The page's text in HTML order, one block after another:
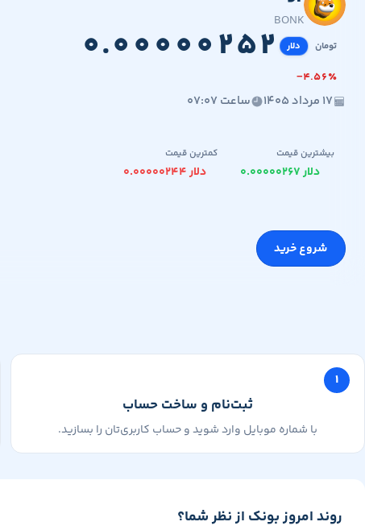
BONK
تومان
دلار ۰.۰۰۰۰۰۲۵۲
−۴.۵۶٪
۱۷ مرداد ۱۴۰۵ ساعت ۰۷:۰۷
بیشترین قیمت
۰.۰۰۰۰۰۲۶۷ دلار
کمترین قیمت
۰.۰۰۰۰۰۲۴۴ دلار
شروع خرید
۱
ثبت‌نام و ساخت حساب
با شماره موبایل وارد شوید و حساب کاربری‌تان را بسازید.
روند امروز بونک از نظر شما؟